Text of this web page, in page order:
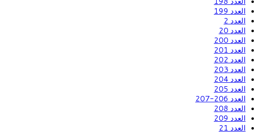
العدد 199
العدد 2
العدد 20
العدد 200
العدد 201
العدد 202
العدد 203
العدد 204
العدد 205
العدد 206-207
العدد 208
العدد 209
العدد 21